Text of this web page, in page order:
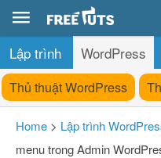
Lập trình WordPress
Thủ thuật WordPress
Home > Lập trình
menu trong Admin